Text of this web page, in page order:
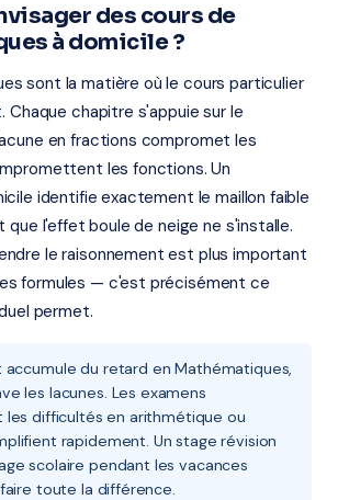
des cours de
à domicile ?
sont la matière où le cours particulier
Chaque chapitre s'appuie sur le
en fractions compromet les
les fonctions. Un
identifie exactement le maillon faible
que l'effet boule de neige ne s'installe.
le raisonnement est plus important
formules — c'est précisément ce
permet.
du retard en Mathématiques,
les lacunes. Les examens
difficultés en arithmétique ou
rapidement. Un stage révision
scolaire pendant les vacances
toute la différence.